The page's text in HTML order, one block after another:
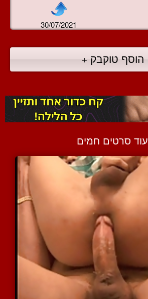
30/07/2021
הוסף טוקבק +
עוד סרטים חמים